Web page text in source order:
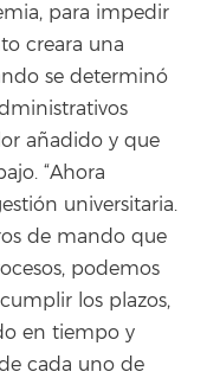
para impedir
creara una
se determinó
añadido y que
“Ahora
universitaria.
de mando que
podemos
los plazos,
en tiempo y
cada uno de